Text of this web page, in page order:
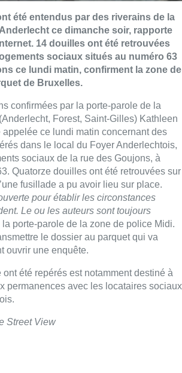
été entendus par des riverains de la
ce dimanche soir, rapporte
14 douilles ont été retrouvées
sociaux situés au numéro 63
ce lundi matin, confirment la zone de
de Bruxelles.
confirmées par la porte-parole de la
Forest, Saint-Gilles) Kathleen
ce lundi matin concernant des
dans le local du Foyer Anderlechtois,
sociaux de la rue des Goujons, à
Quatorze douilles ont été retrouvées sur
fusillade a pu avoir lieu sur place.
pour établir les circonstances
Le ou les auteurs sont toujours
la porte-parole de la zone de police Midi.
le dossier au parquet qui va
ouvrir une enquête.
ont été repérés est notamment destiné à
permanences avec les locataires sociaux
Street View